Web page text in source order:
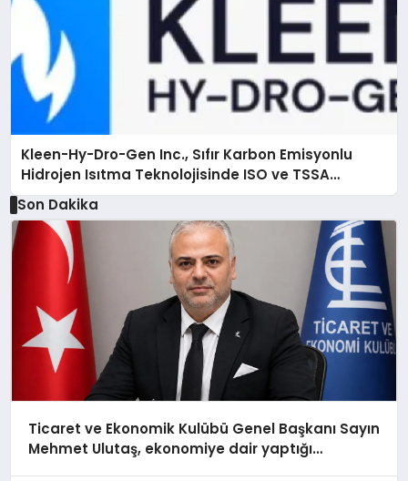
Kleen-Hy-Dro-Gen Inc., Sıfır Karbon Emisyonlu
Hidrojen Isıtma Teknolojisinde ISO ve TSSA
Düzenleyici Onaylarını Aldı
Son Dakika
Ticaret ve Ekonomik Kulübü Genel Başkanı Sayın
Mehmet Ulutaş, ekonomiye dair yaptığı